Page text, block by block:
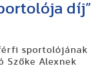
díj”
sportolójának
Alexnek